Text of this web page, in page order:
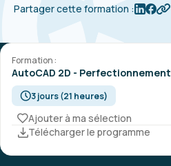
Partager cette formation :
Formation :
AutoCAD 2D - Perfectionnement
3 jours (21 heures)
Ajouter à ma sélection
Télécharger le programme